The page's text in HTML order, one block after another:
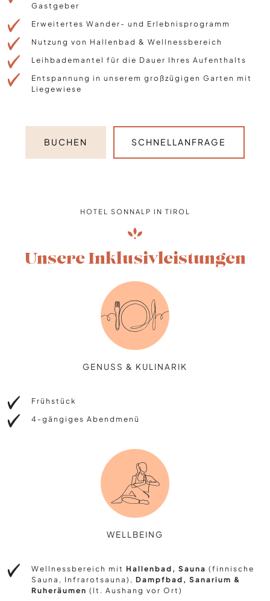
Gastgeber
Erweitertes Wander- und Erlebnisprogramm
Nutzung von Hallenbad & Wellnessbereich
Leihbademantel für die Dauer Ihres Aufenthalts
Entspannung in unserem großzügigen Garten mit
Liegewiese
BUCHEN SCHNELLANFRAGE
HOTEL SONNALP IN TIROL
Unsere Inklusivleistungen
GENUSS & KULINARIK
Frühstück
4-gängiges Abendmenü
WELLBEING
Wellnessbereich mit Hallenbad, Sauna (finnische
Sauna, Infrarotsauna), Dampfbad, Sanarium &
Ruheräumen (lt. Aushang vor Ort)